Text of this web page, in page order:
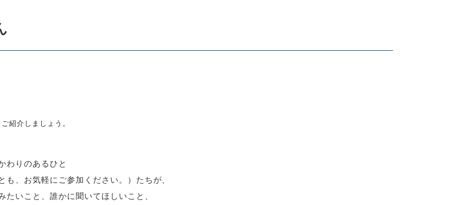
紹介しましょう。
わりのあるひと
も、 お気軽にご参加ください。）たちが、
たいこと、 誰かに聞いてほしいこと、